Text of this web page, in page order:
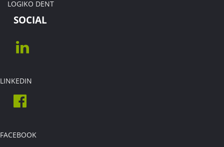
LOGIKO DENT
SOCIAL
LINKEDIN
FACEBOOK